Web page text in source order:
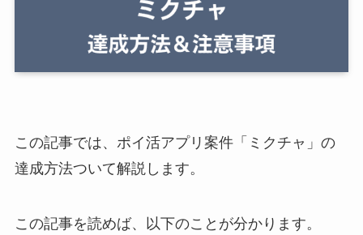
この記事では、ポイ活アプリ案件「ミクチャ」の
達成方法ついて解説します。
この記事を読めば、以下のことが分かります。